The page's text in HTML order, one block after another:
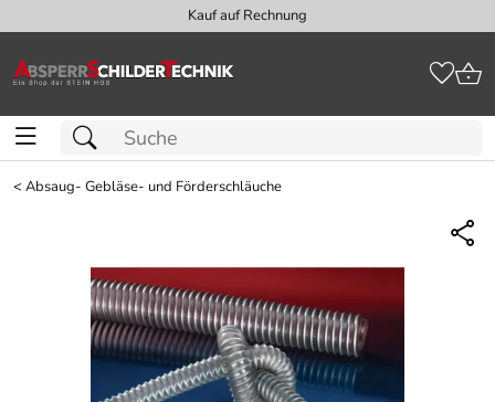
Kauf auf Rechnung
<Absaug- Gebläse- und Förderschläuche